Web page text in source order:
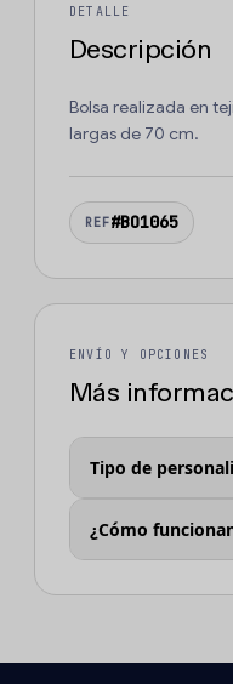
DETALLE
Descripción
Bolsa realizada en
largas de 70 cm.
REF#BO1065
ENVÍO Y OPCIONES
Más
Tipo de
¿Cómo